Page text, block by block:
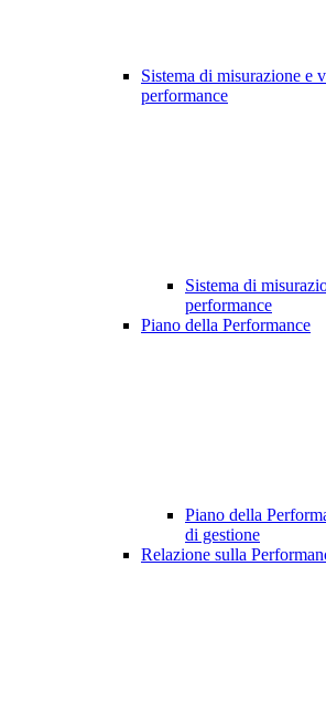
Sistema di misurazione e
performance
Sistema di
performance
Piano della Performance
Piano della
di gestione
Relazione sulla